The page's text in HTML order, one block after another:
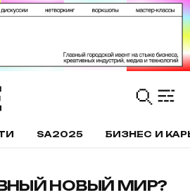
SA2025 БИЗНЕС И
НОВЫЙ МИР?